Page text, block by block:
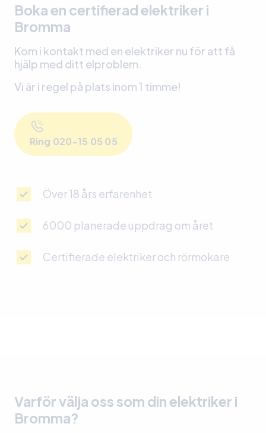
Boka en certifierad elektriker i
Bromma
Kom i kontakt med en elektriker nu för att få
hjälp med ditt elproblem.
Vi är i regel på plats inom 1 timme!
Ring 020-15 05 05
Över 18 års erfarenhet
6000 planerade uppdrag om året
Certifierade elektriker och rörmokare
Varför välja oss som din elektriker i
Bromma?